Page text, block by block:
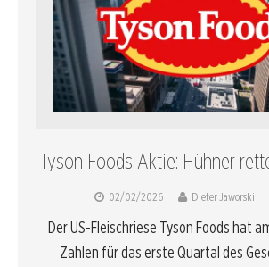
Tyson Foods Aktie: Hühner
02/02/2026 Dieter Jaworski
Der US-Fleischriese Tyson Foods hat
Zahlen für das erste Quartal des